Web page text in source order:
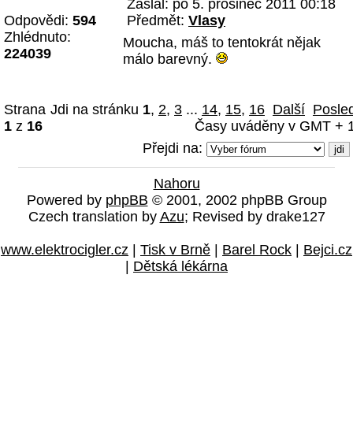
Odpovědi: 594
Zhlédnuto:
224039
Zaslal: po 5. prosinec 2011 00:18
Předmět: Vlasy
Moucha, máš to tentokrát nějak
málo barevný.
Strana
1 z 16
Jdi na stránku 1, 2, 3 ... 14, 15, 16 Další
Časy uváděny v GMT +
Přejdi na:
Nahoru
Powered by phpBB © 2001, 2002 phpBB Group
Czech translation by Azu; Revised by drake127
www.elektrocigler.cz Tisk v Brně Barel Rock
Bejci.cz
Dětská lékárna